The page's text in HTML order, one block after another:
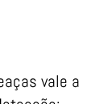
vale a